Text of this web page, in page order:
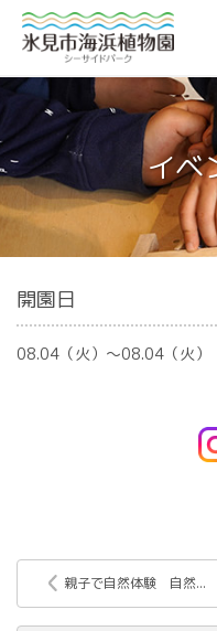
イベ
開園日
08.04（火）〜08.04（火）
親子で自然体験 自然...